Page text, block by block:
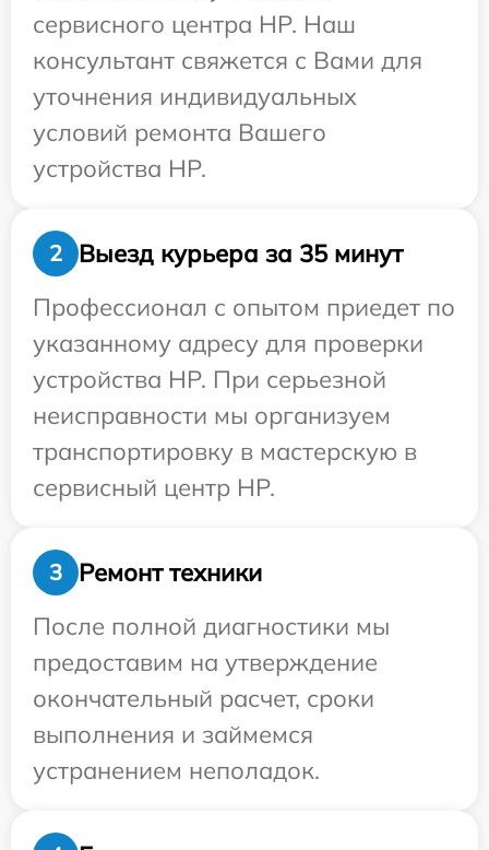
сервисного центра HP. Наш
консультант свяжется с Вами для
уточнения индивидуальных
условий ремонта Вашего
устройства HP.
2
Выезд курьера за 35 минут
Профессионал с опытом приедет по
указанному адресу для проверки
устройства HP. При серьезной
неисправности мы организуем
транспортировку в мастерскую в
сервисный центр HP.
3
Ремонт техники
После полной диагностики мы
предоставим на утверждение
окончательный расчет, сроки
выполнения и займемся
устранением неполадок.